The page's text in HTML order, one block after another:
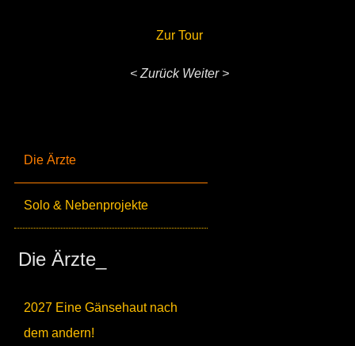
Die Ärzte
Solo & Nebenprojekte
Die Ärzte_
2027 Eine Gänsehaut nach
dem andern!
Zur Tour
< Zurück Weiter >